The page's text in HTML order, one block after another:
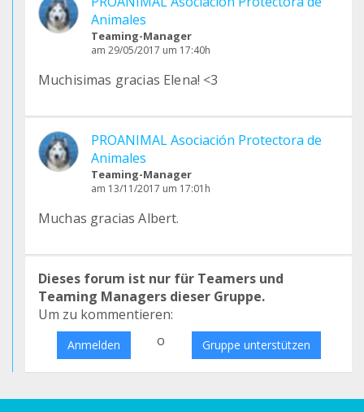
Animales
Teaming-Manager
am 29/05/2017 um 17:40h
Muchisimas gracias Elena! <3
PROANIMAL Asociación Protectora de
Animales
Teaming-Manager
am 13/11/2017 um 17:01h
Muchas gracias Albert.
Dieses forum ist nur für Teamers und
Teaming Managers dieser Gruppe.
Um zu kommentieren:
Anmelden o Gruppe unterstützen